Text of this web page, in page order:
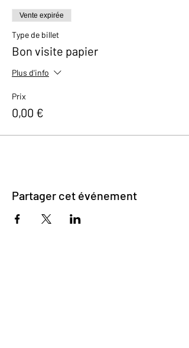
Vente expirée
Type de billet
Bon visite papier
Plus d'info
Prix
0,00 €
Partager cet événement